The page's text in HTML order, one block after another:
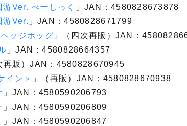
Ver. べーしっく
」JAN：4580828673878
游Ver. 」JAN：4580828671799
ッジホッグ 」（四次再販）JAN：
」JAN：4580828664357
再販）JAN：4580828670945
イン＞ 」（再販）JAN：4580828670938
」JAN：4580590206793
」JAN：4580590206809
」JAN：4580590206847